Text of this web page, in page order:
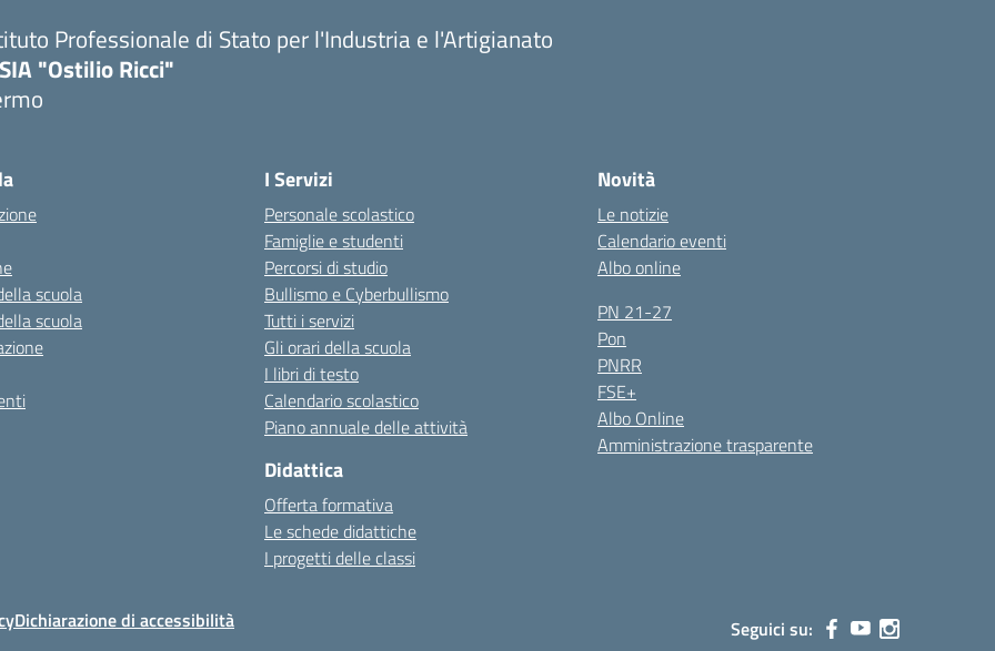
Professionale di Stato per l'Industria e l'Artigianato
"Ostilio Ricci"
scuola
scuola
I Servizi
Personale scolastico
Famiglie e studenti
Percorsi di studio
Bullismo e Cyberbullismo
Tutti i servizi
Gli orari della scuola
I libri di testo
Calendario scolastico
Piano annuale delle attività
Didattica
Offerta formativa
Le schede didattiche
I progetti delle classi
Novità
Le notizie
Calendario eventi
Albo online
PN 21-27
Pon
PNRR
FSE+
Albo Online
Amministrazione trasparente
Dichiarazione di accessibilità Seguici su: